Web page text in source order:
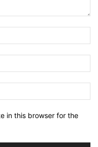
in this browser for the